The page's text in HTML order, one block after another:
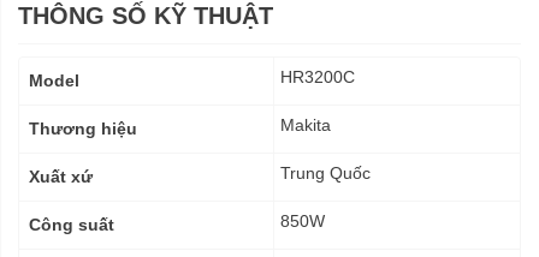
THÔNG SỐ KỸ THUẬT
kỹ
Model HR3200C
Thương hiệu Makita
Xuất xứ Trung Quốc
Công suất 850W